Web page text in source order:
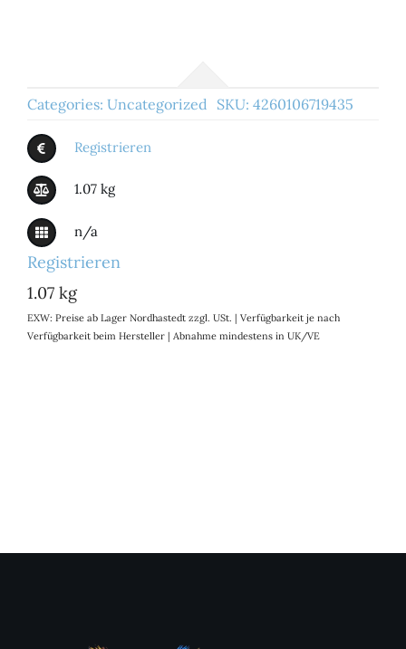
Categories: Uncategorized SKU: 4260106719435
Registrieren
1.07 kg
n/a
Registrieren
1.07 kg
EXW: Preise ab Lager Nordhastedt zzgl. USt. | Verfügbarkeit je nach
Verfügbarkeit beim Hersteller | Abnahme mindestens in UK/VE